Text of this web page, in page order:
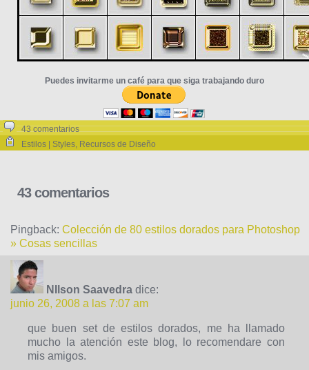
Puedes invitarme un café para que siga trabajando duro
43 comentarios
Estilos | Styles, Recursos de Diseño
43 comentarios
Pingback: Colección de 80 estilos dorados para Photoshop
» Cosas sencillas
NIlson Saavedra dice:
junio 26, 2008 a las 7:07 am
que buen set de estilos dorados, me ha llamado
mucho la atención este blog, lo recomendare con
mis amigos.